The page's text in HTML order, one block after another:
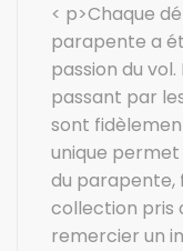
< p>Chaque
parapente a
passion du
passant par
sont
unique permet
du parapente,
collection pris
remercier un